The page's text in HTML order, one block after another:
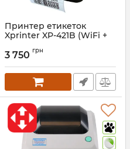
Принтер етикеток
Xprinter XP-421B (WiFi +
Артикул:
3 750 грн